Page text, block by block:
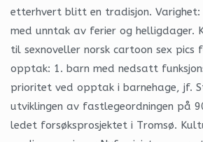
etterhvert blitt en tradisjon. Varighet:
med unntak av ferier og helligdager.
til sexnoveller norsk cartoon sex pics
opptak: 1. barn med nedsatt
prioritet ved opptak i barnehage, jf.
utviklingen av fastlegeordningen på
ledet forsøksprosjektet i Tromsø.